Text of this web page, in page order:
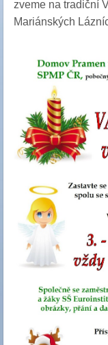
zveme na tradiční
Mariánských